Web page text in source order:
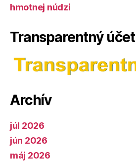
hmotnej núdzi
Transparentný účet
Archív
júl 2026
jún 2026
máj 2026